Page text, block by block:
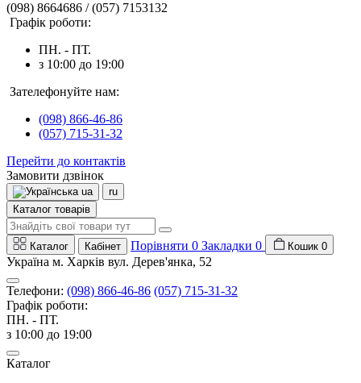
(098) 8664686 / (057) 7153132
Графік роботи:
ПН. - ПТ.
з 10:00 до 19:00
Зателефонуйте нам:
(098) 866-46-86
(057) 715-31-32
Перейти до контактів
Замовити дзвінок
ua
ru
Каталог товарів
Каталог Кабінет Порівняти 0 Закладки 0 Кошик 0
Україна м. Харків вул. Дерев'янка, 52
Телефони: (098) 866-46-86 (057) 715-31-32
Графік роботи:
ПН. - ПТ.
з 10:00 до 19:00
Каталог